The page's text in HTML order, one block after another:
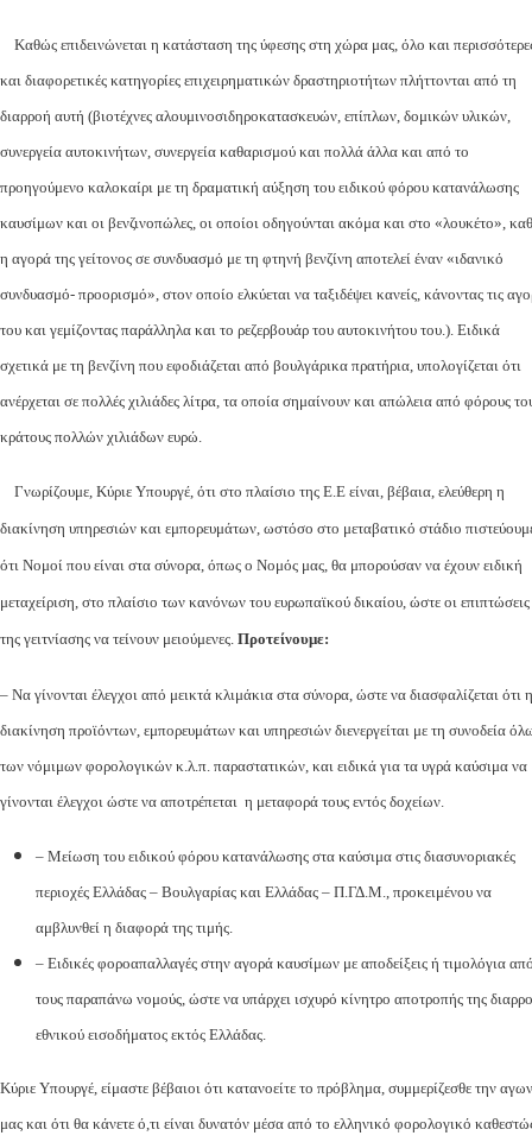
Καθώς επιδεινώνεται η κατάσταση της ύφεσης στη χώρα μας, όλο και
και διαφορετικές κατηγορίες επιχειρηματικών δραστηριοτήτων πλήττονται από τη
διαρροή αυτή (βιοτέχνες αλουμινοσιδηροκατασκευών, επίπλων, δομικών υλικών,
συνεργεία αυτοκινήτων, συνεργεία καθαρισμού και πολλά άλλα και από το
προηγούμενο καλοκαίρι με τη δραματική αύξηση του ειδικού φόρου κατανάλωσης
καυσίμων και οι βενζινοπώλες, οι οποίοι οδηγούνται ακόμα και στο «λουκέτο»,
η αγορά της γείτονος σε συνδυασμό με τη φτηνή βενζίνη αποτελεί έναν «ιδανικό
συνδυασμό- προορισμό», στον οποίο ελκύεται να ταξιδέψει κανείς, κάνοντας τις
του και γεμίζοντας παράλληλα και το ρεζερβουάρ του αυτοκινήτου του.). Ειδικά
σχετικά με τη βενζίνη που εφοδιάζεται από βουλγάρικα πρατήρια, υπολογίζεται ότι
ανέρχεται σε πολλές χιλιάδες λίτρα, τα οποία σημαίνουν και απώλεια από φόρους
κράτους πολλών χιλιάδων ευρώ.
Γνωρίζουμε, Κύριε Υπουργέ, ότι στο πλαίσιο της Ε.Ε είναι, βέβαια, ελεύθερη η
διακίνηση υπηρεσιών και εμπορευμάτων, ωστόσο στο μεταβατικό στάδιο
ότι Νομοί που είναι στα σύνορα, όπως ο Νομός μας, θα μπορούσαν να έχουν ειδική
μεταχείριση, στο πλαίσιο των κανόνων του ευρωπαϊκού δικαίου, ώστε οι επιπτώσεις
της γειτνίασης να τείνουν μειούμενες. Προτείνουμε:
– Να γίνονται έλεγχοι από μεικτά κλιμάκια στα σύνορα, ώστε να διασφαλίζεται ότι η
διακίνηση προϊόντων, εμπορευμάτων και υπηρεσιών διενεργείται με τη συνοδεία
των νόμιμων φορολογικών κ.λ.π. παραστατικών, και ειδικά για τα υγρά καύσιμα να
γίνονται έλεγχοι ώστε να αποτρέπεται η μεταφορά τους εντός δοχείων.
– Μείωση του ειδικού φόρου κατανάλωσης στα καύσιμα στις διασυνοριακές
περιοχές Ελλάδας – Βουλγαρίας και Ελλάδας – Π.ΓΔ.Μ., προκειμένου να
αμβλυνθεί η διαφορά της τιμής.
– Ειδικές φοροαπαλλαγές στην αγορά καυσίμων με αποδείξεις ή τιμολόγια
τους παραπάνω νομούς, ώστε να υπάρχει ισχυρό κίνητρο αποτροπής της
εθνικού εισοδήματος εκτός Ελλάδας.
Κύριε Υπουργέ, είμαστε βέβαιοι ότι κατανοείτε το πρόβλημα, συμμερίζεσθε την
μας και ότι θα κάνετε ό,τι είναι δυνατόν μέσα από το ελληνικό φορολογικό